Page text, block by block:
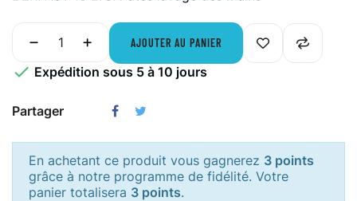
AJOUTER AU PANIER
 Expédition sous 5 à 10 jours
Partager
En achetant ce produit vous gagnerez 3 points
grâce à notre programme de fidélité. Votre
panier totalisera 3 points.